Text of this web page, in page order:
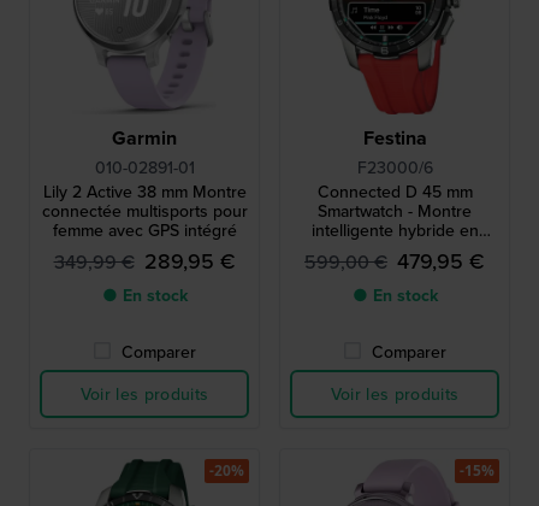
Garmin
010-02891-01
Lily 2 Active 38 mm Montre
connectée multisports pour
femme avec GPS intégré
349,99 € 289,95 €
● En stock
Comparer
Voir les produits
Festina
F23000/6
Connected D 45 mm
Smartwatch - Montre
intelligente hybride en
titane
599,00 € 479,95 €
● En stock
Comparer
Voir les produits
-20% -15%